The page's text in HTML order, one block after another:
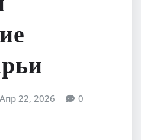
Апр 22, 2026 0